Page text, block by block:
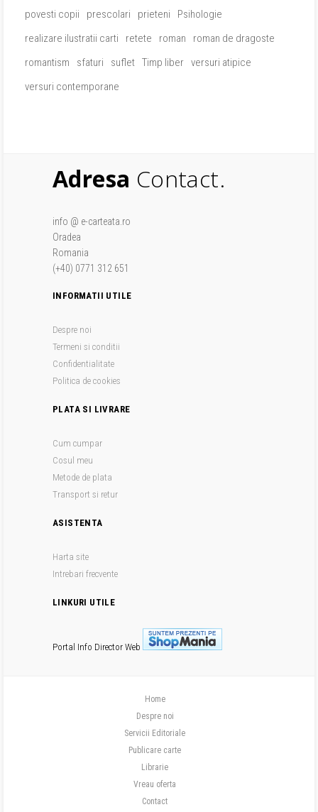
povesti copii
prescolari prieteni
Psihologie
realizare ilustratii carti
retete roman
roman de dragoste
romantism
sfaturi suflet Timp liber versuri atipice
versuri contemporane
Adresa Contact.
info @ e-carteata.ro
Oradea
Romania
(+40) 0771 312 651
INFORMATII UTILE
Despre noi
Termeni si conditii
Confidentialitate
Politica de cookies
PLATA SI LIVRARE
Cum cumpar
Cosul meu
Metode de plata
Transport si retur
ASISTENTA
Harta site
Intrebari frecvente
LINKURI UTILE
Portal Info Director Web
Home
Despre noi
Servicii Editoriale
Publicare carte
Librarie
Vreau oferta
Contact